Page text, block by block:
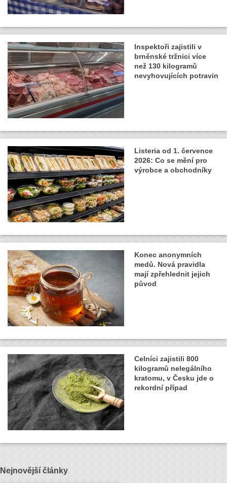
Inspektoři zajistili v
brněnské tržnici více
než 130 kilogramů
nevyhovujících potravin
Listeria od 1. července
2026: Co se mění pro
výrobce a obchodníky
Konec anonymních
medů. Nová pravidla
mají zpřehlednit jejich
původ
Celníci zajistili 800
kilogramů nelegálního
kratomu, v Česku jde o
rekordní případ
Nejnovější články